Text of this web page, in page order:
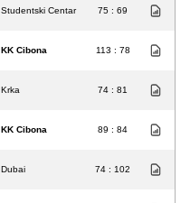
Studentski Centar 75 : 69
KK Cibona 113 : 78
Krka 74 : 81
KK Cibona 89 : 84
Dubai 74 : 102